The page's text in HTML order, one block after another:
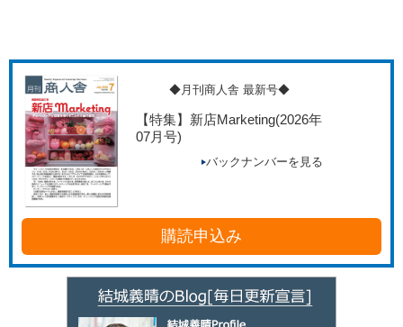
◆月刊商人舎 最新号◆
【特集】新店Marketing(2026年
07月号)
バックナンバーを見る
購読申込み